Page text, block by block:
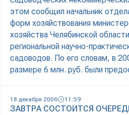
этом сообщил начальник
форм хозяйствования
хозяйства Челябинской
региональной научно-
садоводов. По его словам, в
размере 6 млн. руб. были
18 декабря 2006 11:59
ЗАВТРА СОСТОИТСЯ